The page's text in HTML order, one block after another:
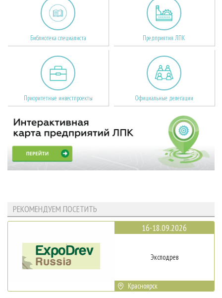
Библиотека специалиста Предприятия ЛПК
Приоритетные инвестпроекты Официальные делегации
РЕКОМЕНДУЕМ ПОСЕТИТЬ
16-18.09.2026
Эксподрев
Красноярск